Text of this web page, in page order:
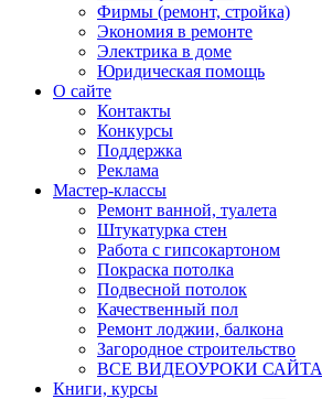
Фирмы (ремонт, стройка)
Экономия в ремонте
Электрика в доме
Юридическая помощь
О сайте
Контакты
Конкурсы
Поддержка
Реклама
Мастер-классы
Ремонт ванной, туалета
Штукатурка стен
Работа с гипсокартоном
Покраска потолка
Подвесной потолок
Качественный пол
Ремонт лоджии, балкона
Загородное строительство
ВСЕ ВИДЕОУРОКИ САЙТА
Книги, курсы